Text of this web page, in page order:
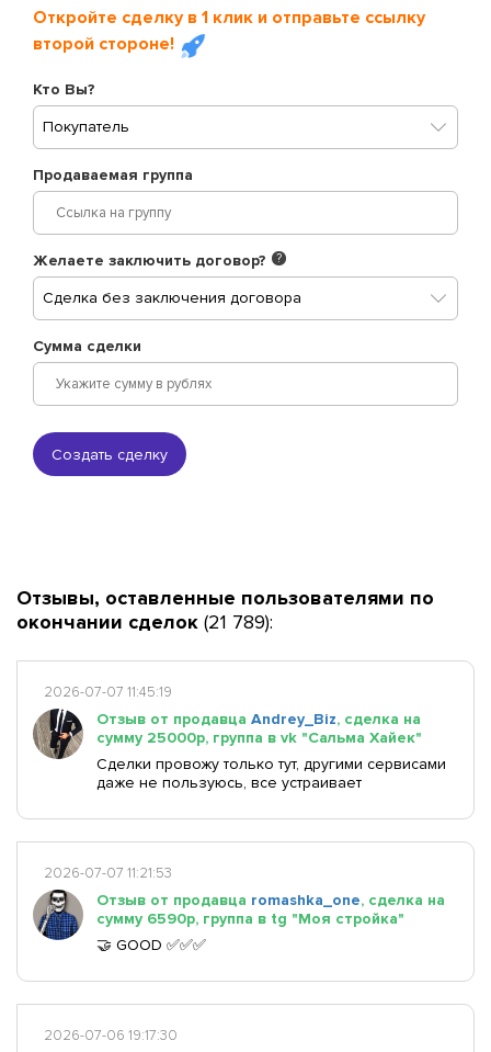
Откройте сделку в 1 клик и отправьте ссылку
второй стороне!
Кто Вы?
Покупатель
Продаваемая группа
Желаете заключить договор? ?
Сделка без заключения договора
Сумма сделки
Создать сделку
Отзывы, оставленные пользователями по
окончании сделок (21 789):
2026-07-07 11:45:19
Отзыв от продавца Andrey_Biz, сделка на
сумму 25000р, группа в vk "Сальма Хайек"
Сделки провожу только тут, другими сервисами
даже не пользуюсь, все устраивает
2026-07-07 11:21:53
Отзыв от продавца romashka_one, сделка на
сумму 6590р, группа в tg "Моя стройка"
🤝 GOOD ✅✅✅
2026-07-06 19:17:30